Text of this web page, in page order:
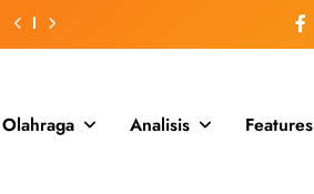
Olahraga Analisis Features